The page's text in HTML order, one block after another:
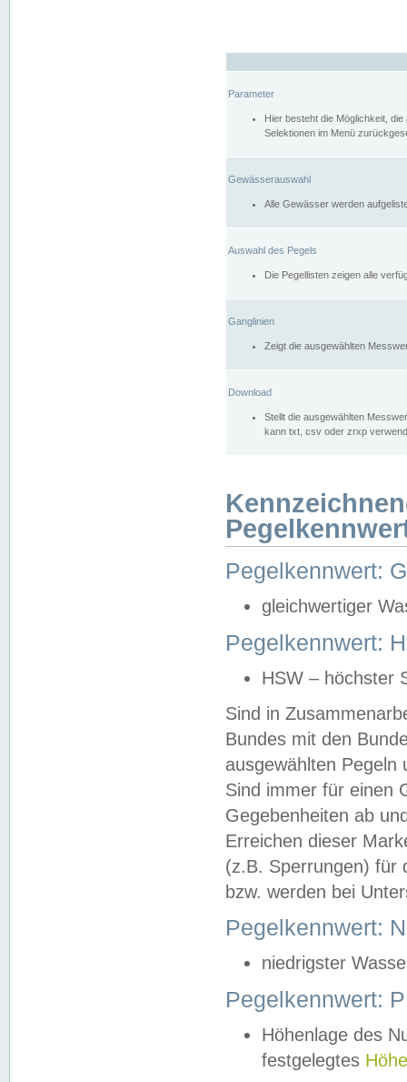
Parameter
Hier besteht die Möglichkeit,
Selektionen im Menü
Gewässerauswahl
Alle Gewässer werden
Auswahl des Pegels
Die Pegellisten zeigen alle
Ganglinien
Zeigt die ausgewählten
Download
Stellt die ausgewählten
kann txt, csv oder zrxp
Pegelkennwert:
gleichwertiger
Pegelkennwert:
HSW – höchster
Sind in
Bundes mit den
ausgewählten
Sind immer für einen
Gegebenheiten ab
Erreichen dieser
(z.B. Sperrungen) für
bzw. werden bei
Pegelkennwert:
niedrigster
Pegelkennwert:
Höhenlage des
festgelegtes